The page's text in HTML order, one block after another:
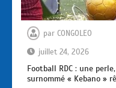
par CONGOLEO
juillet 24, 2026
Football RDC : une
surnommé « Kebano »